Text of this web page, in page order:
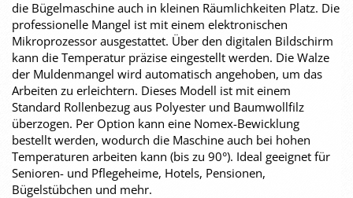
die Bügelmaschine auch in kleinen Räumlichkeiten Platz. Die
professionelle Mangel ist mit einem elektronischen
Mikroprozessor ausgestattet. Über den digitalen Bildschirm
kann die Temperatur präzise eingestellt werden. Die Walze
der Muldenmangel wird automatisch angehoben, um das
Arbeiten zu erleichtern. Dieses Modell ist mit einem
Standard Rollenbezug aus Polyester und Baumwollfilz
überzogen. Per Option kann eine Nomex-Bewicklung
bestellt werden, wodurch die Maschine auch bei hohen
Temperaturen arbeiten kann (bis zu 90°). Ideal geeignet für
Senioren- und Pflegeheime, Hotels, Pensionen,
Bügelstübchen und mehr.